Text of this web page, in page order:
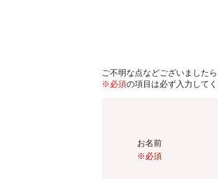
ご不明な点などございました
※必須の項目は必ず入力してく
お名前
※必須